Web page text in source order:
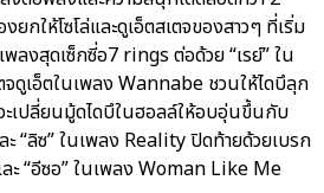
ยกให้โซโล่และดูเอ็ตสเตจของสาวๆ ที่เริ่ม
ลงสุดเซ็กซี่อ7 rings ต่อด้วย “เรย์” ใน
ดูเอ็ตในเพลง Wannabe ชวนให้ไดบึลุก
เปลี่ยนมู้ดไดบึในฮอลล์ให้อบอุ่นขึ้นกับ
ะ “ลิซ” ในเพลง Reality ปิดท้ายด้วยเบรก
ะ “อีซอ” ในเพลง Woman Like Me